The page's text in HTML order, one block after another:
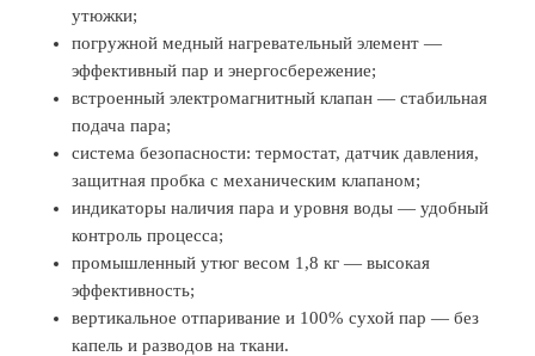
утюжки;
погружной медный нагревательный элемент —
эффективный пар и энергосбережение;
встроенный электромагнитный клапан — стабильная
подача пара;
система безопасности: термостат, датчик давления,
защитная пробка с механическим клапаном;
индикаторы наличия пара и уровня воды — удобный
контроль процесса;
промышленный утюг весом 1,8 кг — высокая
эффективность;
вертикальное отпаривание и 100% сухой пар — без
капель и разводов на ткани.